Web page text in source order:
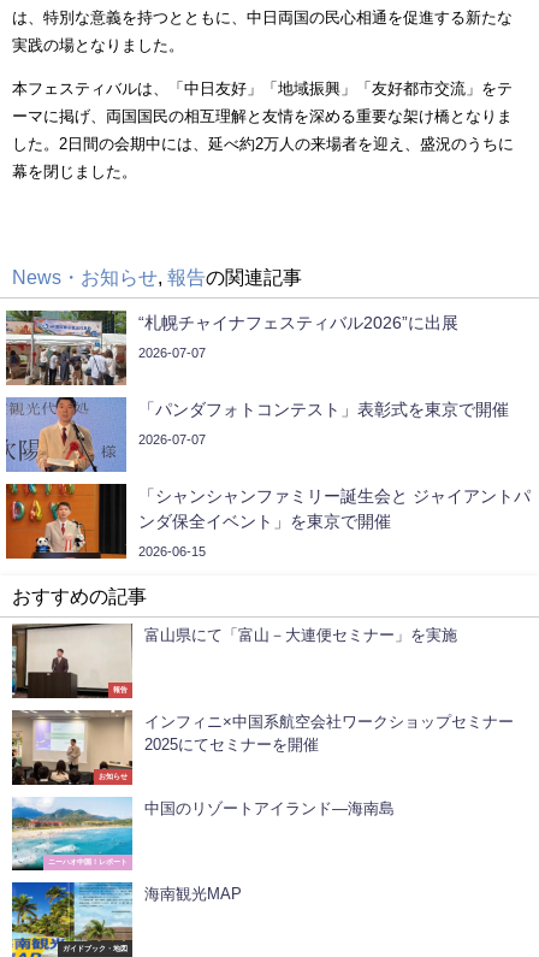
は、特別な意義を持つとともに、中日両国の民心相通を促進する新たな
実践の場となりました。
本フェスティバルは、「中日友好」「地域振興」「友好都市交流」をテ
ーマに掲げ、両国国民の相互理解と友情を深める重要な架け橋となりま
した。2日間の会期中には、延べ約2万人の来場者を迎え、盛況のうちに
幕を閉じました。
News・お知らせ, 報告の関連記事
“札幌チャイナフェスティバル2026”に出展
2026-07-07
「パンダフォトコンテスト」表彰式を東京で開催
2026-07-07
「シャンシャンファミリー誕生会と ジャイアントパ
ンダ保全イベント」を東京で開催
2026-06-15
おすすめの記事
報告
富山県にて「富山－大連便セミナー」を実施
お知らせ
インフィニ×中国系航空会社ワークショップセミナー
2025にてセミナーを開催
ニーハオ中国！レポート
中国のリゾートアイランド—海南島
ガイドブック・地図
海南観光MAP